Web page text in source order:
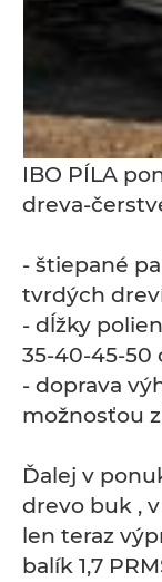
IBO PÍLA
dreva-
- štiepané
tvrdých
- dĺžky
35-40-45-50
- doprava
možnosťou
Ďalej v
drevo buk ,
len teraz
balík 1,7